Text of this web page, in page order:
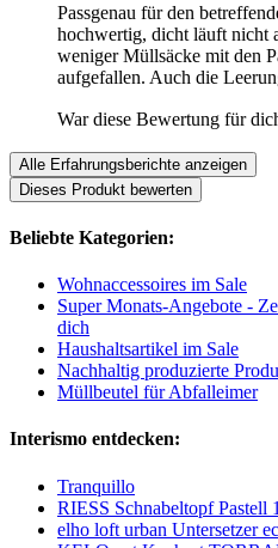
Passgenau für den
hochwertig, dicht läuft nicht
weniger Müllsäcke mit den
aufgefallen. Auch die
War diese Bewertung für
Alle Erfahrungsberichte anzeigen
Dieses Produkt bewerten
Beliebte Kategorien:
Wohnaccessoires im Sale
Super Monats-Angebote -
dich
Haushaltsartikel im Sale
Nachhaltig produzierte
Müllbeutel für Abfalleimer
Interismo entdecken:
Tranquillo
RIESS Schnabeltopf Pastell
elho loft urban Untersetzer